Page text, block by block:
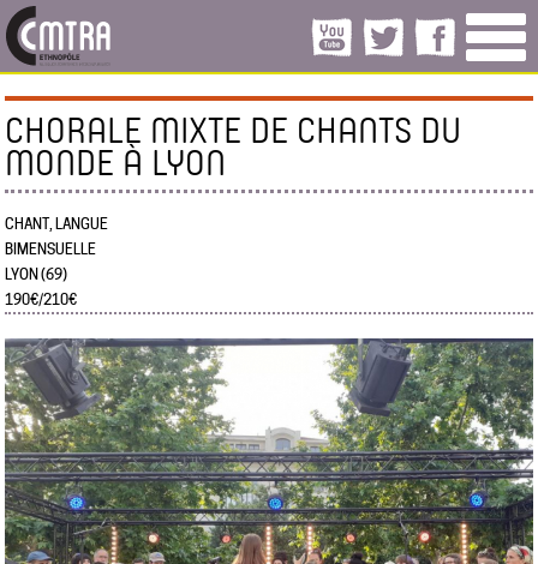
CHORALE MIXTE DE CHANTS DU
MONDE À LYON
CHANT, LANGUE
BIMENSUELLE
LYON (69)
190€/210€